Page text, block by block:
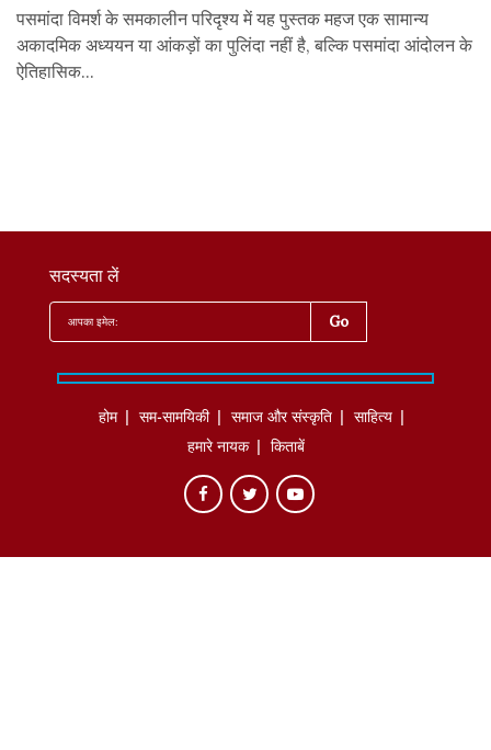
पसमांदा विमर्श के समकालीन परिदृश्य में यह पुस्तक महज एक सामान्य
अकादमिक अध्ययन या आंकड़ों का पुलिंदा नहीं है, बल्कि पसमांदा आंदोलन के
ऐतिहासिक...
सदस्यता लें
होम सम-सामयिकी समाज और संस्कृति
साहित्‍य
हमारे नायक
किताबें